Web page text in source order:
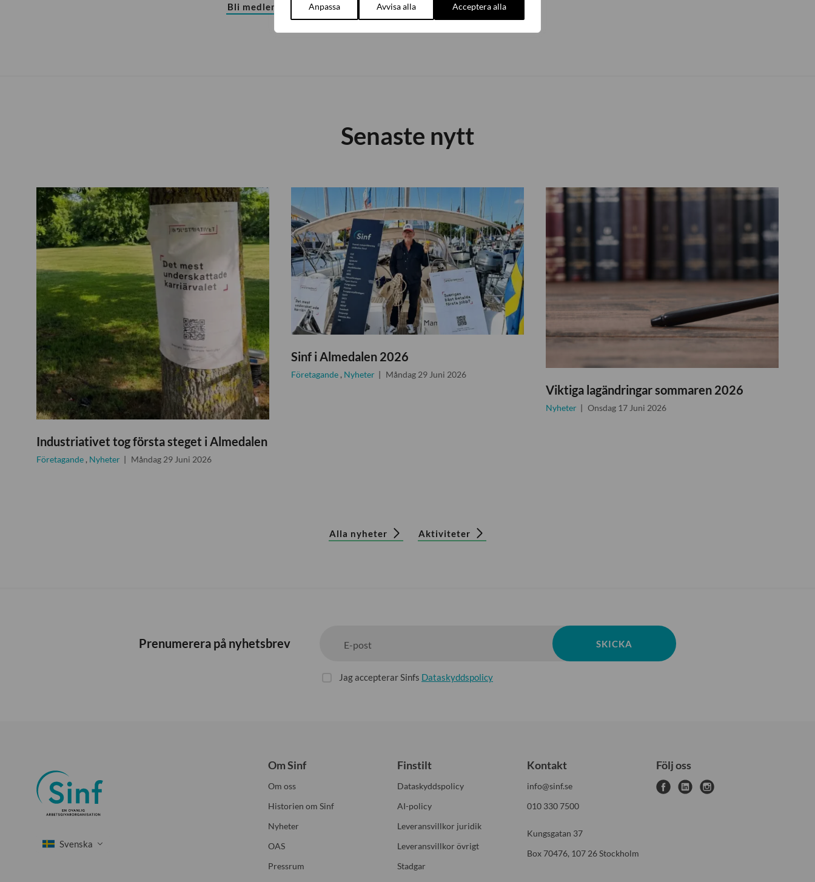
Anpassa Avvisa alla Acceptera alla
Bli medlem Kontakta oss
Senaste nytt
Industriativet tog första steget i Almedalen
Företagande , Nyheter Måndag 29 Juni 2026
Sinf i Almedalen 2026
Företagande , Nyheter Måndag 29 Juni 2026
Viktiga lagändringar sommaren 2026
Nyheter Onsdag 17 Juni 2026
Alla nyheter Aktiviteter
Prenumerera på nyhetsbrev E-post SKICKA
Jag accepterar Sinfs Dataskyddspolicy
Om Sinf
Om oss
Historien om Sinf
Nyheter
OAS
Pressrum
Finstilt
Dataskyddspolicy
AI-policy
Leveransvillkor juridik
Leveransvillkor övrigt
Stadgar
Kontakt
info@sinf.se
010 330 7500
Kungsgatan 37
Box 70476, 107 26 Stockholm
Följ oss
f
l
i